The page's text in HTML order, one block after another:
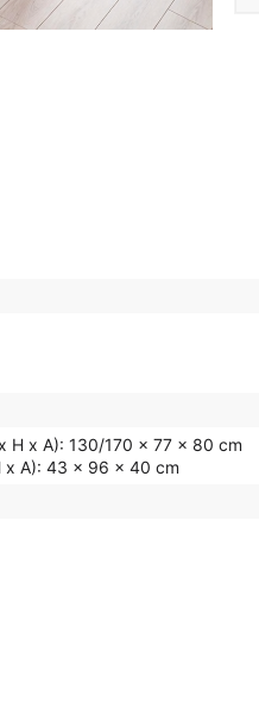
H x A): 130/170 x 77 x 80 cm
x A): 43 x 96 x 40 cm